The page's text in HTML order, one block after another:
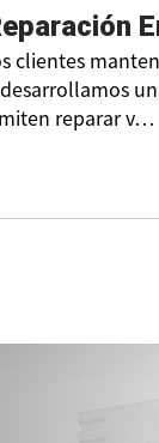
clientes
reparar v…